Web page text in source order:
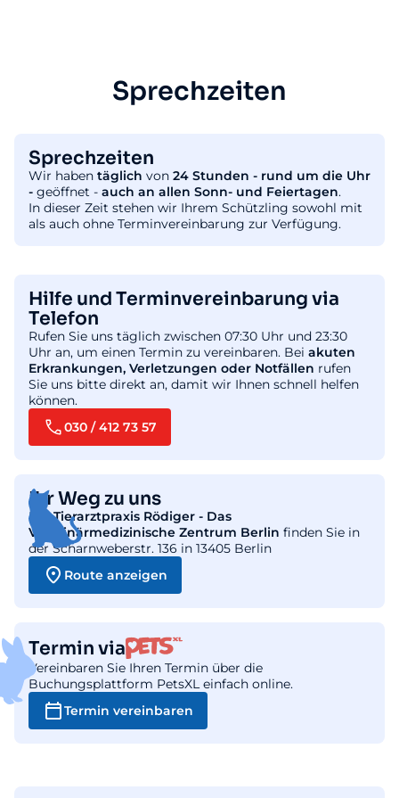
Sprechzeiten
Sprechzeiten
Wir haben täglich von 24 Stunden - rund um die Uhr
- geöffnet - auch an allen Sonn- und Feiertagen.
In dieser Zeit stehen wir Ihrem Schützling sowohl mit
als auch ohne Terminvereinbarung zur Verfügung.
Hilfe und Terminvereinbarung via
Telefon
Rufen Sie uns täglich zwischen 07:30 Uhr und 23:30
Uhr an, um einen Termin zu vereinbaren. Bei akuten
Erkrankungen, Verletzungen oder Notfällen rufen
Sie uns bitte direkt an, damit wir Ihnen schnell helfen
können.
030 / 412 73 57
Ihr Weg zu uns
DieTierarztpraxis Rödiger - Das
Veterinärmedizinische Zentrum Berlin finden Sie in
der Scharnweberstr. 136 in 13405 Berlin
Route anzeigen
Termin via
Vereinbaren Sie Ihren Termin über die
Buchungsplattform PetsXL einfach online.
Termin vereinbaren